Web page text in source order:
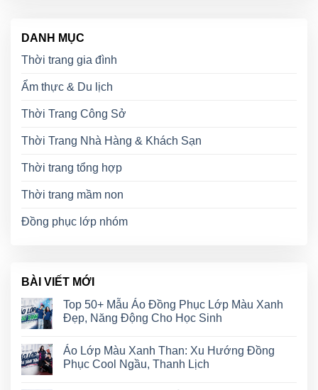
DANH MỤC
Thời trang gia đình
Ẩm thực & Du lịch
Thời Trang Công Sở
Thời Trang Nhà Hàng & Khách Sạn
Thời trang tổng hợp
Thời trang mầm non
Đồng phục lớp nhóm
BÀI VIẾT MỚI
Top 50+ Mẫu Áo Đồng Phục Lớp Màu Xanh
Đẹp, Năng Động Cho Học Sinh
Áo Lớp Màu Xanh Than: Xu Hướng Đồng
Phục Cool Ngầu, Thanh Lịch